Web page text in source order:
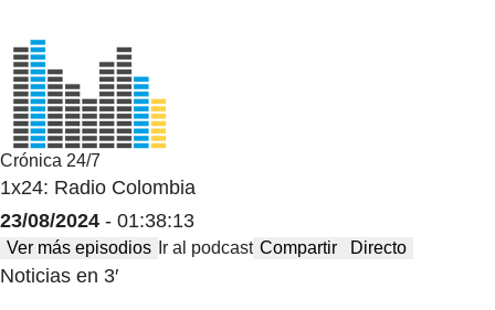
Crónica 24/7
1x24: Radio Colombia
23/08/2024 - 01:38:13
Ver más episodios Ir al podcast Compartir Directo
Noticias en 3′